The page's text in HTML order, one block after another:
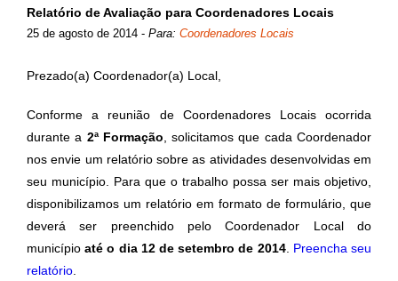
Relatório de Avaliação para Coordenadores Locais
25 de agosto de 2014 - Para: Coordenadores Locais
Prezado(a) Coordenador(a) Local,
Conforme a reunião de Coordenadores Locais ocorrida
durante a 2ª Formação , solicitamos que cada Coordenador
nos envie um relatório sobre as atividades desenvolvidas em
seu município. Para que o trabalho possa ser mais objetivo,
disponibilizamos um relatório em formato de formulário, que
deverá ser preenchido pelo Coordenador Local do
municípioaté o dia 12 de setembro de 2014. Preencha seu
relatório